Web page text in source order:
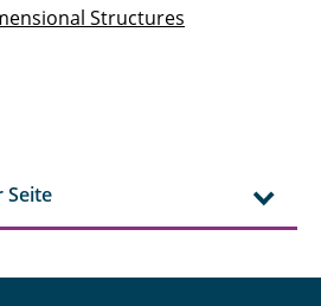
Structures
Seite